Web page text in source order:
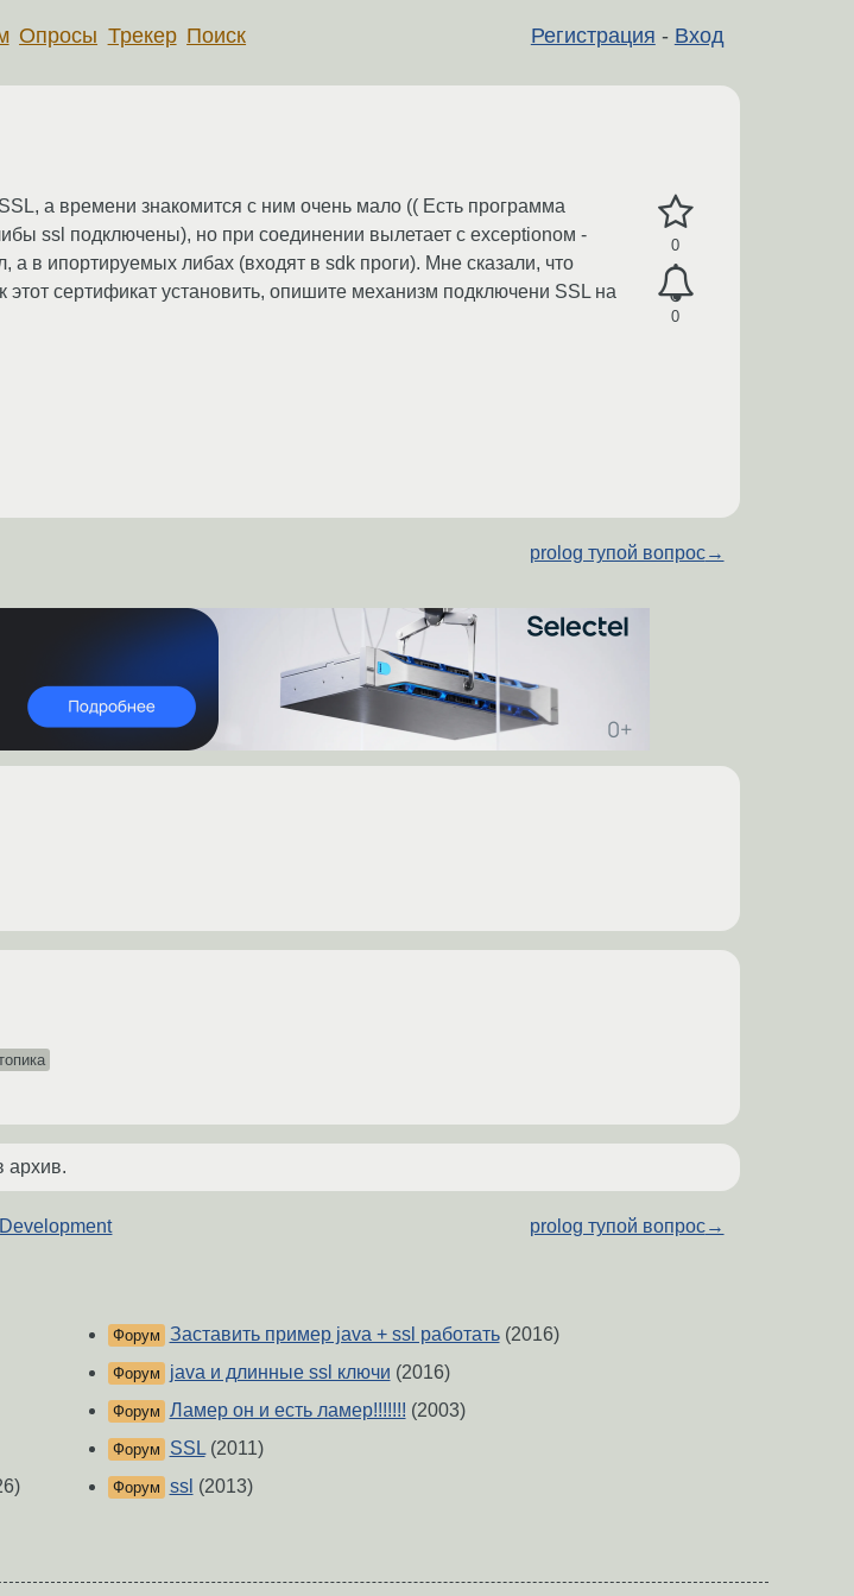
Регистрация - Вход
Опросы Трекер Поиск
0
0
а времени знакомится с ним очень мало (( Есть программа
ssl подключены), но при соединении вылетает с exceptionом -
в ипортируемых либах (входят в sdk проги). Мне сказали, что
сертификат установить, опишите механизм подключени SSL на
prolog тупой вопрос→
архив.
Development prolog тупой вопрос→
Форум Заставить пример java + ssl работать(2016)
Форум java и длинные ssl ключи (2016)
Форум Ламер он и есть ламер!!!!!!! (2003)
Форум SSL(2011)
Форум ssl (2013)